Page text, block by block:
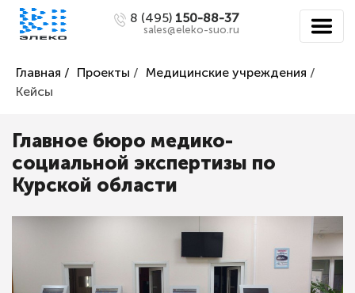
8 (495) 150-88-37
sales@eleko-suo.ru
Главная / Проекты / Медицинские учреждения /
Кейсы
Главное бюро медико-
социальной экспертизы по
Курской области